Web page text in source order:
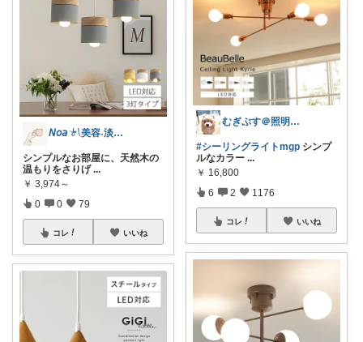
𝘕𝘰𝘢 𓍯美容˖淡色˖グレージュ
シンプルなお部屋に、天然木の
温もりをさりげ ...
￥ 3,974～
0 0 79
コレ いいね
むぎぷす＠照明とインテリアと北欧食器
#シーリングライトmgp シンプ
ルなカラー ...
￥ 16,800
6 2 1176
コレ いいね